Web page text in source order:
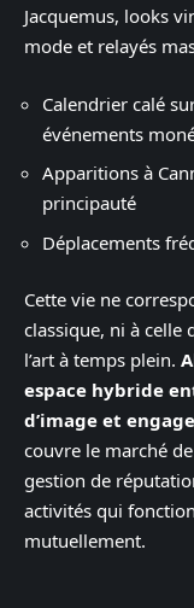
Jacquemus, looks
mode et relayés
Calendrier calé
événements
Apparitions à
principauté
Déplacements
Cette vie ne
classique, ni à celle
l’art à temps plein.
espace hybride
d’image et
couvre le marché
gestion de
activités qui
mutuellement.